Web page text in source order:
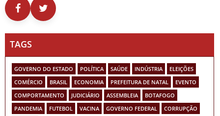
TAGS
GOVERNO DO ESTADO POLÍTICA SAÚDE INDÚSTRIA
ELEIÇÕES
COMÉRCIO
BRASIL ECONOMIA PREFEITURA DE NATAL
EVENTO
COMPORTAMENTO
JUDICIÁRIO ASSEMBLEIA
BOTAFOGO
PANDEMIA
FUTEBOL VACINA GOVERNO FEDERAL
CORRUPÇÃO